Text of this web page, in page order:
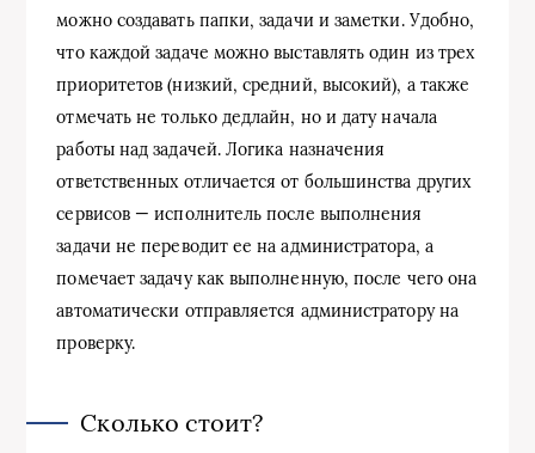
можно создавать папки, задачи и заметки. Удобно,
что каждой задаче можно выставлять один из трех
приоритетов (низкий, средний, высокий), а также
отмечать не только дедлайн, но и дату начала
работы над задачей. Логика назначения
ответственных отличается от большинства других
сервисов — исполнитель после выполнения
задачи не переводит ее на администратора, а
помечает задачу как выполненную, после чего она
автоматически отправляется администратору на
проверку.
Сколько стоит?